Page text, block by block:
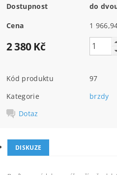
Dostupnost do
Cena
2 380 Kč
Kód produktu
97
Kategorie
brzdy
Dotaz
DISKUZE